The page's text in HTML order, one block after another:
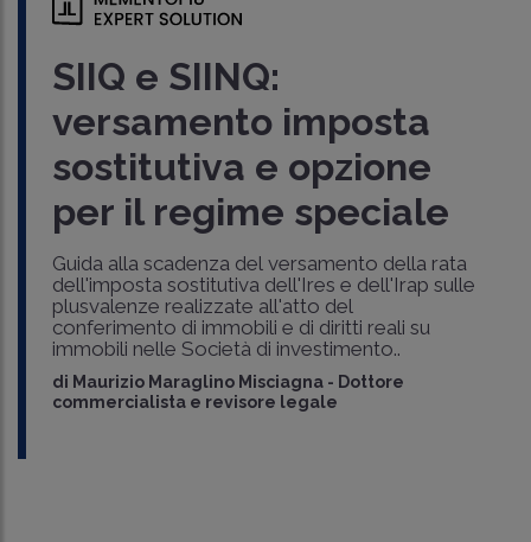
SIIQ e SIINQ:
versamento imposta
sostitutiva e opzione
per il regime speciale
Guida alla scadenza del versamento della rata
dell'imposta sostitutiva dell'Ires e dell'Irap sulle
plusvalenze realizzate all'atto del
conferimento di immobili e di diritti reali su
immobili nelle Società di investimento..
di Maurizio Maraglino Misciagna - Dottore
commercialista e revisore legale